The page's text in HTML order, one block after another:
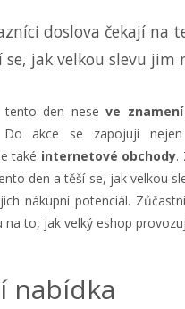
doslova čekají na
se, jak velkou slevu jim
tento den neseve
akce se zapojují nejen
také internetové obchody.
den a těší se, jak velkou
nákupní potenciál.
na to, jak velký eshop
nabídka